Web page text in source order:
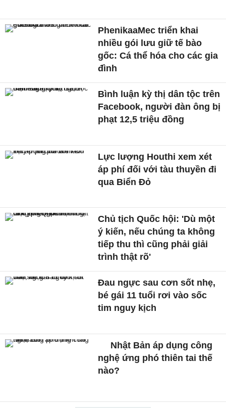
PhenikaaMec triển khai
nhiều gói lưu giữ tế bào
gốc: Cá thể hóa cho các gia
đình
Bình luận kỳ thị dân tộc trên
Facebook, người đàn ông bị
phạt 12,5 triệu đồng
Lực lượng Houthi xem xét
áp phí đối với tàu thuyền đi
qua Biển Đỏ
Chủ tịch Quốc hội: 'Dù một
ý kiến, nếu chúng ta không
tiếp thu thì cũng phải giải
trình thật rõ'
Đau ngực sau cơn sốt nhẹ,
bé gái 11 tuổi rơi vào sốc
tim nguy kịch
Nhật Bản áp dụng công
nghệ ứng phó thiên tai thế
nào?